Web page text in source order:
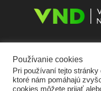
Používanie cookies
Pri používaní tejto
ktoré nám pomáhajú
cookies môžete prijať